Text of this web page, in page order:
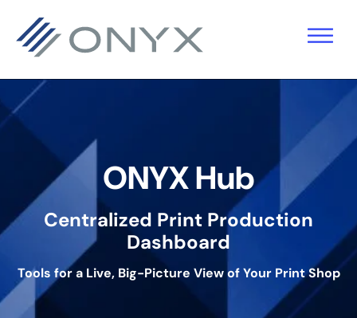
Hauptnavigation
Hauptinhalt
Fußzeile
ONYX Hub
Centralized Print Production
Dashboard
Tools for a Live, Big-Picture View of Your Print Shop